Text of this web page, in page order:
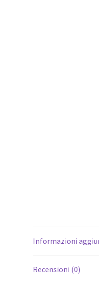
Informazioni
Recensioni (0)